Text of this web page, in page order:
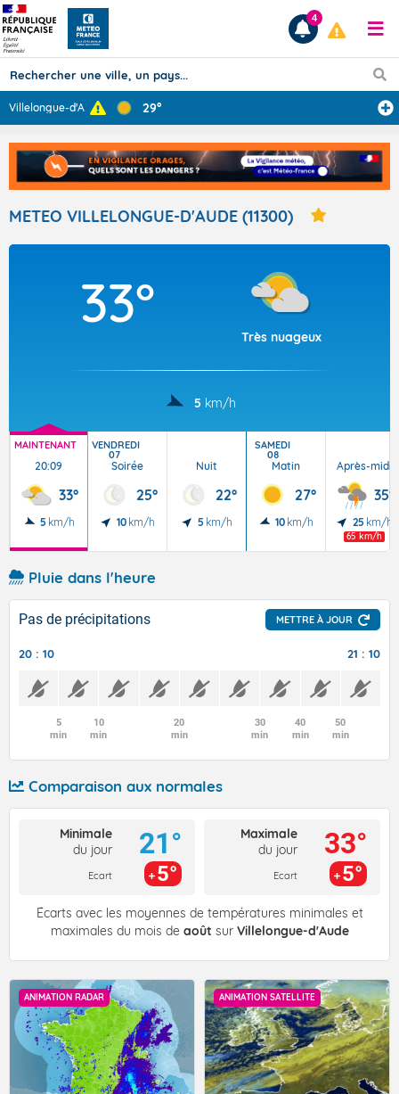
Prévisions
TOUS LES RÉSULTATS
Articles
4
Villelongue-d'A... 29°
METEO VILLELONGUE-D'AUDE (11300)
33°
Très nuageux
5 km/h
MAINTENANT
20:09
33°
5 km/h
VENDREDI
07
Soirée
25°
10 km/h
Nuit
22°
5 km/h
SAMEDI
08
Matin
27°
10 km/h
Après-midi
35°
25 km/h
65 km/h
Pluie dans l'heure
Pas de précipitations METTRE À JOUR
20 : 10 21 : 10
5
min
10
min
20
min
30
min
40
min
50
min
Comparaison aux normales
Minimale
du jour
Ecart
21°
5°
Maximale
du jour
Ecart
33°
5°
Écarts avec les moyennes de températures minimales et
maximales du mois de août sur Villelongue-d'Aude
ANIMATION RADAR ANIMATION SATELLITE